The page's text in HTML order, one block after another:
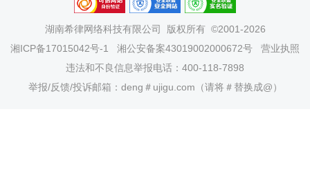
湖南希律网络科技有限公司
版权所有 ©2001-2026
湘ICP备17015042号-1
湘公安备案43019002000672号
营业执照
违法和不良信息举报电话：400-118-7898
举报/反馈/投诉邮箱：deng＃ujigu.com（请将＃替换成@）